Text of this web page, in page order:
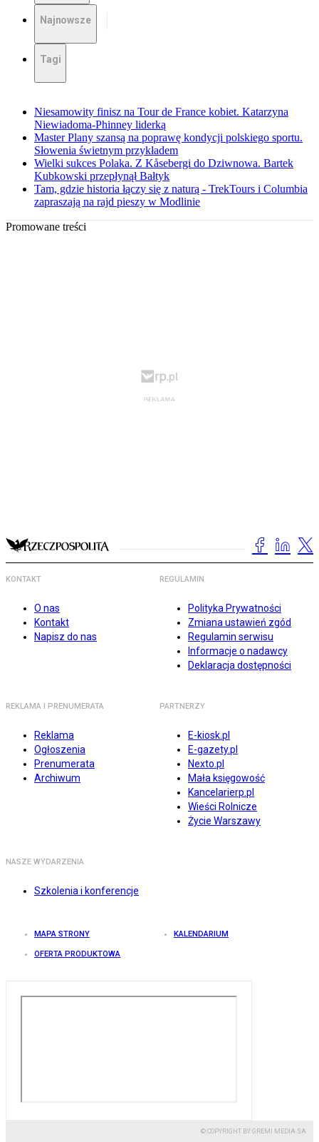
Najnowsze
Tagi
Niesamowity finisz na Tour de France kobiet. Katarzyna
Niewiadoma-Phinney liderką
Master Plany szansą na poprawę kondycji polskiego sportu.
Słowenia świetnym przykładem
Wielki sukces Polaka. Z Kåsebergi do Dziwnowa. Bartek
Kubkowski przepłynął Bałtyk
Tam, gdzie historia łączy się z naturą - TrekTours i Columbia
zapraszają na rajd pieszy w Modlinie
Promowane treści
KONTAKT
O nas
Kontakt
Napisz do nas
REGULAMIN
Polityka Prywatności
Zmiana ustawień zgód
Regulamin serwisu
Informacje o nadawcy
Deklaracja dostępności
REKLAMA I PRENUMERATA
Reklama
Ogłoszenia
Prenumerata
Archiwum
PARTNERZY
E-kiosk.pl
E-gazety.pl
Nexto.pl
Mała księgowość
Kancelarierp.pl
Wieści Rolnicze
Życie Warszawy
NASZE WYDARZENIA
Szkolenia i konferencje
MAPA STRONY KALENDARIUM
OFERTA PRODUKTOWA
© COPYRIGHT BY GREMI MEDIA SA